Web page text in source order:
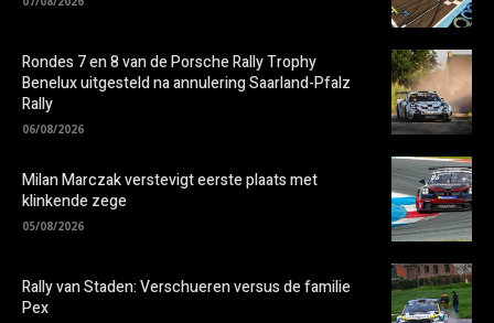
Rondes 7 en 8 van de Porsche Rally Trophy
Benelux uitgesteld na annulering Saarland-Pfalz
Rally
06/08/2026
Milan Marczak verstevigt eerste plaats met
klinkende zege
05/08/2026
Rally van Staden: Verschueren versus de familie
Pex